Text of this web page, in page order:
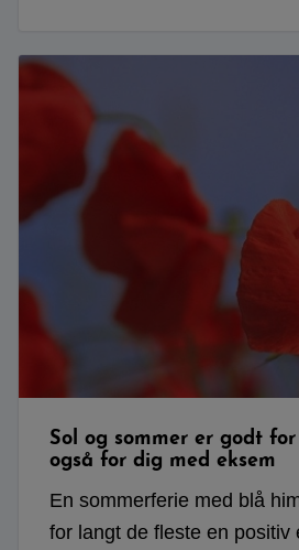
Sol og sommer er godt
også for dig med eksem
En sommerferie med blå
for langt de fleste en positiv